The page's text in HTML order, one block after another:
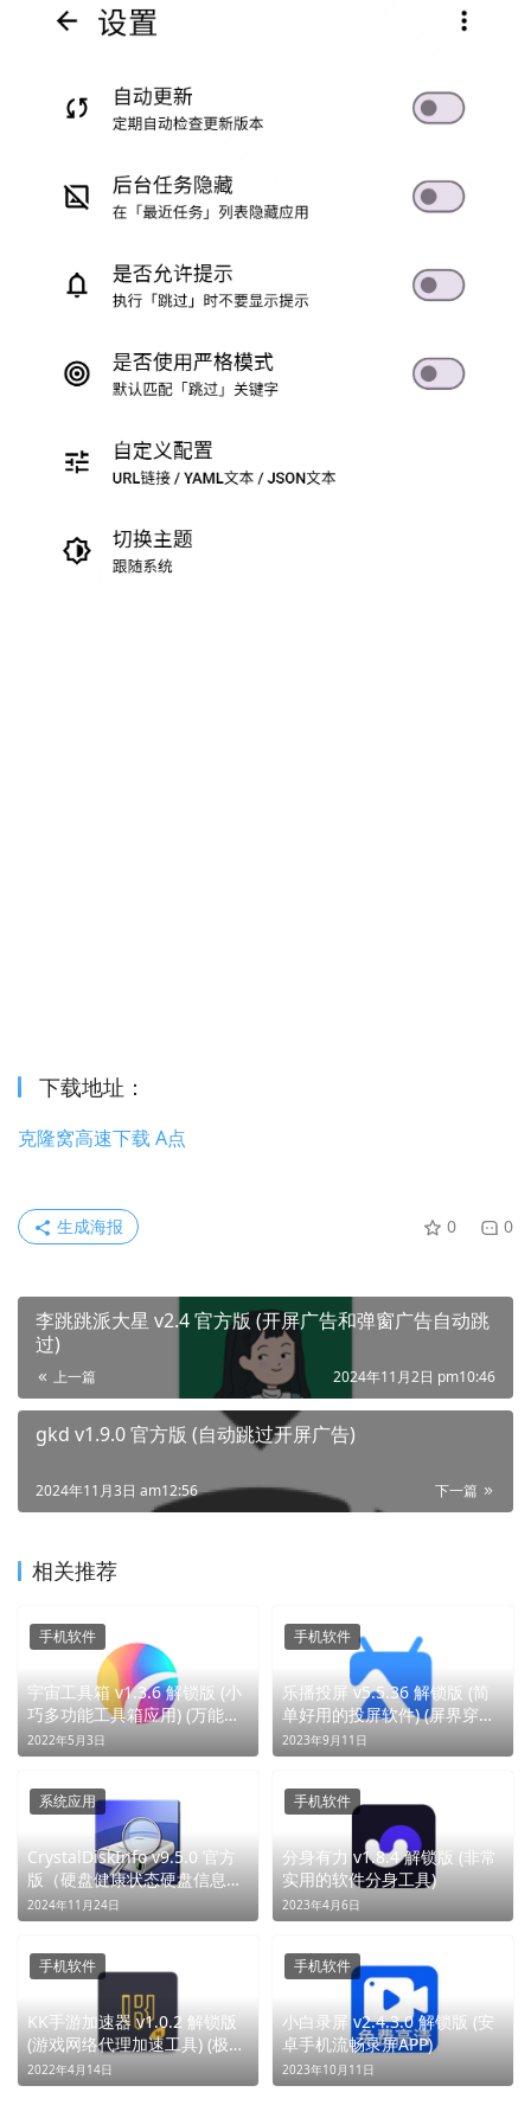
下载地址：
克隆窝高速下载 A点
0 0
生成海报
李跳跳派大星 v2.4 官方版 (开屏广告和弹窗广告自动跳
过)
上一篇 2024年11月2日 pm10:46
gkd v1.9.0 官方版 (自动跳过开屏广告)
下一篇
2024年11月3日 am12:56
相关推荐
宇宙工具箱 v1.3.6 解锁版 (小
巧多功能工具箱应用) (万能宇
宙，一触即达)
2022年5月3日
手机软件
乐播投屏 v5.5.36 解锁版 (简
单好用的投屏软件) (屏界穿
梭，万物互联)
2023年9月11日
手机软件
CrystalDiskInfo v9.5.0 官方
版（硬盘健康状态硬盘信息检
测）
2024年11月24日
系统应用
分身有力 v1.8.4 解锁版 (非常
实用的软件分身工具)
2023年4月6日
手机软件
KK手游加速器 v1.0.2 解锁版
(游戏网络代理加速工具) (极速
稳定，畅战八方)
2022年4月14日
手机软件
小白录屏 v2.4.3.0 解锁版 (安
卓手机流畅录屏APP)
2023年10月11日
手机软件